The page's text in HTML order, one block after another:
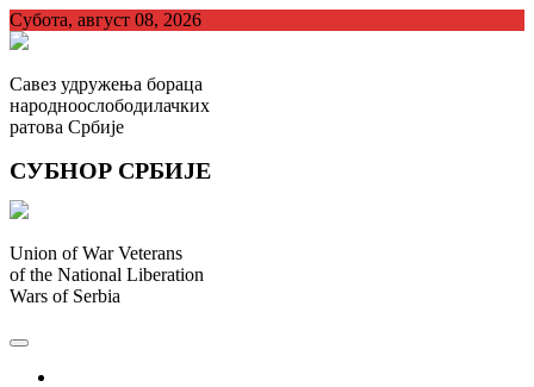
Skip
to
Субота, август 08, 2026
Савез удружења бораца
народноослободилачких
ратова Србије
СУБНОР СРБИЈЕ
Union of War Veterans
of the National Liberation
Wars of Serbia